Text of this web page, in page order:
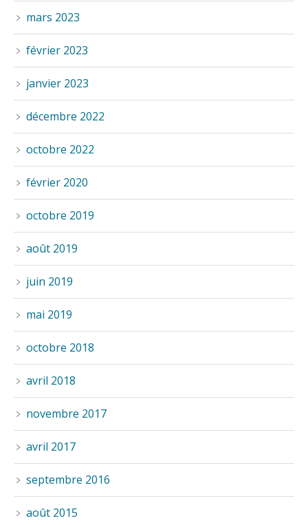
mars 2023
février 2023
janvier 2023
décembre 2022
octobre 2022
février 2020
octobre 2019
août 2019
juin 2019
mai 2019
octobre 2018
avril 2018
novembre 2017
avril 2017
septembre 2016
août 2015